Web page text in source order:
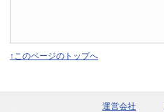
↑このページのトップへ
運営会社